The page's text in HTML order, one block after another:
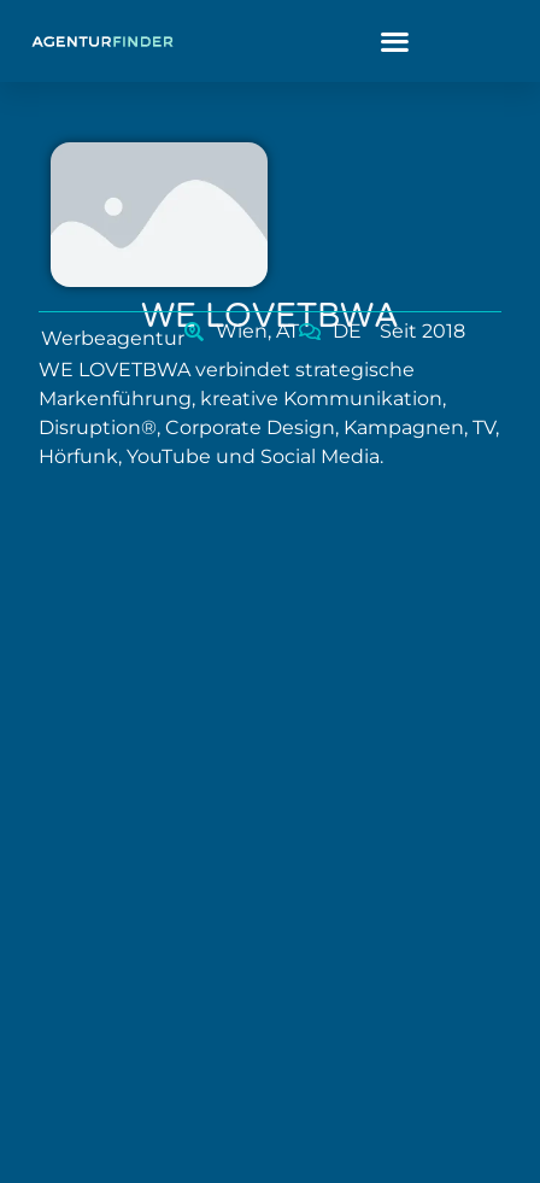
WE LOVETBWA
Werbeagentur Wien, AT DE
Seit 2018
WE LOVETBWA verbindet strategische
Markenführung, kreative Kommunikation,
Disruption®, Corporate Design, Kampagnen, TV,
Hörfunk, YouTube und Social Media.